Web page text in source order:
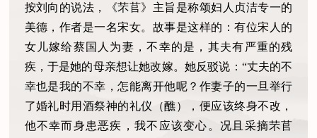
按刘向的说法，《芣苢》主旨是称颂妇人贞洁专一的
美德，作者是一名宋女。故事是这样的：有位宋人的
女儿嫁给蔡国人为妻，不幸的是，其夫有严重的残
疾，于是她的母亲想让她改嫁。她反驳说：“丈夫的不
幸也是我的不幸，怎能离开他呢？作妻子的一旦举行
了婚礼时用酒祭神的礼仪（醮），便应该终身不改，
他不幸而身患恶疾，我不应该变心。况且采摘芣苢